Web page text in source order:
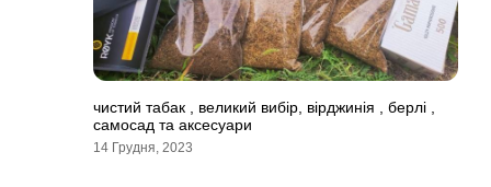
чистий табак , великий вибір, вірджинія , берлі ,
самосад та аксесуари
14 Грудня, 2023